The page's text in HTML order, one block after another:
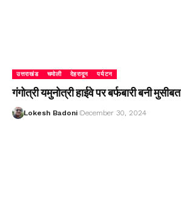
उत्तराखंड चमोली देहरादून पर्यटन
गंगोत्री यमुनोत्री हाईवे पर बर्फबारी बनी मुसीबत
Lokesh Badoni December 30, 2024